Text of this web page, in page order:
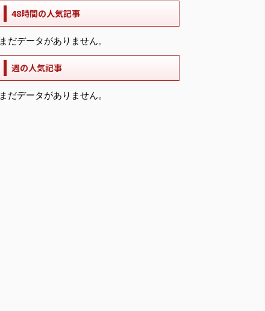
48時間の人気記事
まだデータがありません。
週の人気記事
まだデータがありません。